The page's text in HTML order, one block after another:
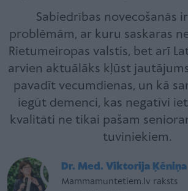
Sabiedrības novecošanās
problēmām, ar kuru saskaras
Rietumeiropas valstis, bet arī
arvien aktuālāks kļūst
pavadīt vecumdienas, un kā
iegūt demenci, kas negatīvi
kvalitāti ne tikai pašam
tuviniekiem.
Dr. Med. Viktorija Ķēniņa
Mammamuntetiem.lv raksts